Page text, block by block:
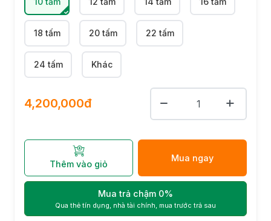
18 tấm 20 tấm 22 tấm
24 tấm Khác
4,200,000đ
Thêm vào giỏ
Mua ngay
Mua trả chậm 0%
Qua thẻ tín dụng, nhà tài chính, mua trước trả sau